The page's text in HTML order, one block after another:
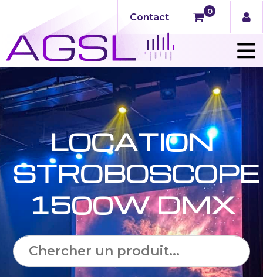
Contact
0
LOCATION
STROBOSCOPE
1500W DMX